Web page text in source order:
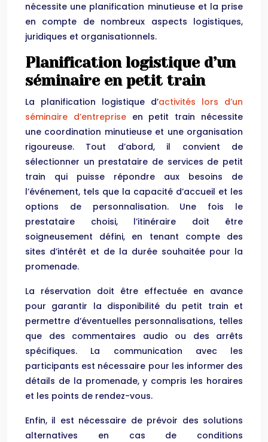
nécessite une planification minutieuse et la prise
en compte de nombreux aspects logistiques,
juridiques et organisationnels.
Planification logistique d’un
séminaire en petit train
La planification logistique d’activités lors d’un
séminaire d’entrepriseen petit train nécessite
une coordination minutieuse et une organisation
rigoureuse. Tout d’abord, il convient de
sélectionner un prestataire de services de petit
train qui puisse répondre aux besoins de
l’événement, tels que la capacité d’accueil et les
options de personnalisation. Une fois le
prestataire choisi, l’itinéraire doit être
soigneusement défini, en tenant compte des
sites d’intérêt et de la durée souhaitée pour la
promenade.
La réservation doit être effectuée en avance
pour garantir la disponibilité du petit train et
permettre d’éventuelles personnalisations, telles
que des commentaires audio ou des arrêts
spécifiques. La communication avec les
participants est nécessaire pour les informer des
détails de la promenade, y compris les horaires
et les points de rendez-vous.
Enfin, il est nécessaire de prévoir des solutions
alternatives en cas de conditions